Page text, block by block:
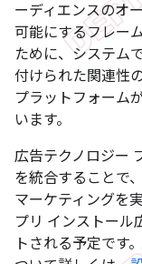
ーディエンスのオ
可能にするフレー
ために、システム
付けられた関連性
プラットフォーム
います。
広告テクノロジー
を統合することで
マーケティングを
プリ インストール
トされる予定です